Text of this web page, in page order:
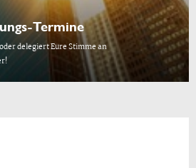
Termine
delegiert Eure Stimme an